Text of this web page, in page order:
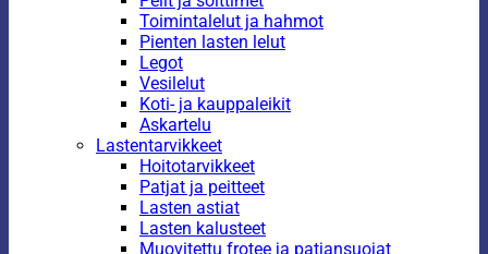
Toimintalelut ja hahmot
Pienten lasten lelut
Legot
Vesilelut
Koti- ja kauppaleikit
Askartelu
Lastentarvikkeet
Hoitotarvikkeet
Patjat ja peitteet
Lasten astiat
Lasten kalusteet
Muovitettu frotee ja patjansuojat